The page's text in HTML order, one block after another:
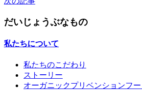
だいじょうぶなもの
私たちについて
私たちのこだわり
ストーリー
オーガニックプリベンションフー